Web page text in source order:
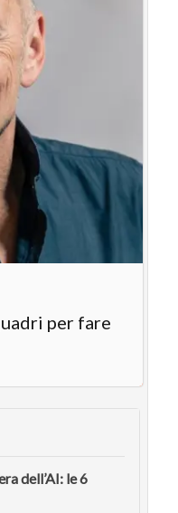
per fare
dell’AI: le 6